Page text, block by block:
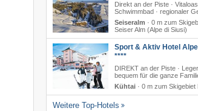
Direkt an der Piste ·
Schwimmbad · regionaler
Seiseralm · 0 m zum
Seiser Alm (Alpe di Siusi)
Sport & Aktiv Hotel
****
DIREKT an der Piste ·
bequem für die ganze
Kühtai· 0 m zum Skigebiet
Weitere Top-Hotels